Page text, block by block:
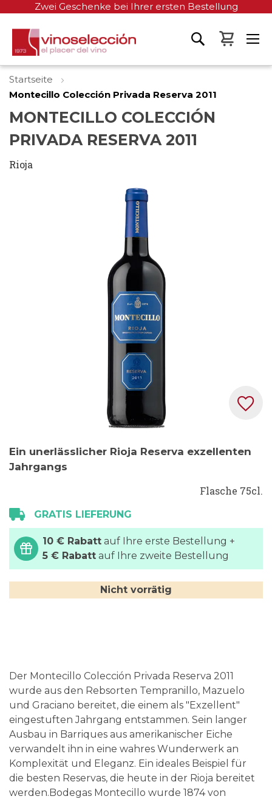
Zwei Geschenke bei Ihrer ersten Bestellung
Mein
Startseite
Montecillo Colección Privada Reserva 2011
MONTECILLO COLECCIÓN
PRIVADA RESERVA 2011
Rioja
Anfang
der
Ein unerlässlicher Rioja Reserva exzellenten
Jahrgangs
Flasche 75cl.
GRATIS LIEFERUNG
10 € Rabatt auf Ihre erste Bestellung +
5 € Rabatt auf Ihre zweite Bestellung
Nicht vorrätig
Der Montecillo Colección Privada Reserva 2011
wurde aus den Rebsorten Tempranillo, Mazuelo
und Graciano bereitet, die einem als "Exzellent"
eingestuften Jahrgang entstammen. Sein langer
Ausbau in Barriques aus amerikanischer Eiche
verwandelt ihn in eine wahres Wunderwerk an
Komplexität und Eleganz. Ein ideales Beispiel für
die besten Reservas, die heute in der Rioja bereitet
werden.Bodegas Montecillo wurde 1874 von